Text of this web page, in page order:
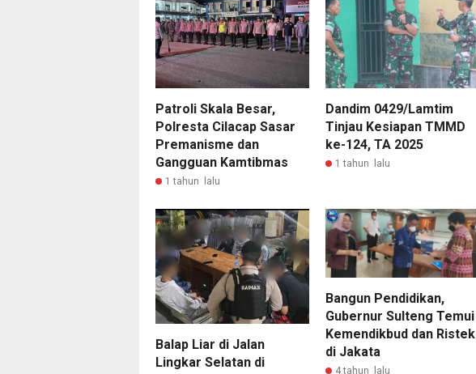
Patroli Skala Besar,
Polresta Cilacap Sasar
Premanisme dan
Gangguan Kamtibmas
1 tahun lalu
Dandim 0429/Lamtim
Tinjau Kesiapan TMMD
ke-124, TA 2025
1 tahun lalu
Balap Liar di Jalan
Lingkar Selatan di
Bangun Pendidikan,
Gubernur Sulteng Temui
Kemendikbud dan Ristek
di Jakata
4 tahun lalu